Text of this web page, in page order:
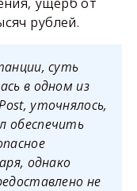
рублей.
суть
в одном из
уточнялось,
обеспечить
однако
не